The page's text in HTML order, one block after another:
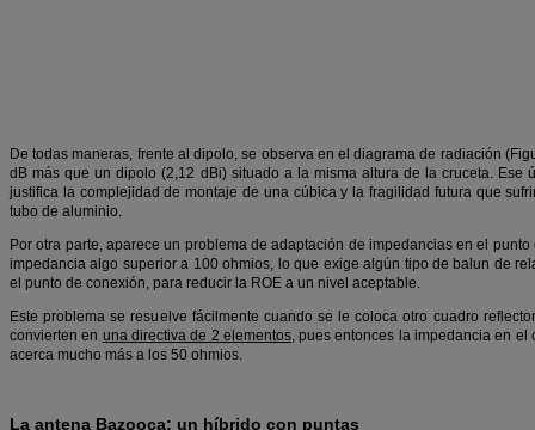
De todas maneras, frente al dipolo, se observa en el diagrama de radiación
dB más que un dipolo (2,12 dBi) situado a la misma altura de la cruceta. Ese
justifica la complejidad de montaje de una cúbica y la fragilidad futura que
tubo de aluminio.
Por otra parte, aparece un problema de adaptación de impedancias en el
impedancia algo superior a 100 ohmios, lo que exige algún tipo de balun de
el punto de conexión, para reducir la ROE a un nivel aceptable.
Este problema se resuelve fácilmente cuando se le coloca otro cuadro
convierten en una directiva de 2 elementos, pues entonces la impedancia en
acerca mucho más a los 50 ohmios.
La antena Bazooca: un híbrido con puntas